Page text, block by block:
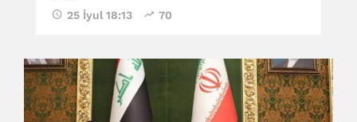
25 İyul 18:13 70